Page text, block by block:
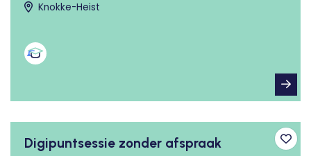
Knokke-Heist
Digipuntsessie zonder afspraak